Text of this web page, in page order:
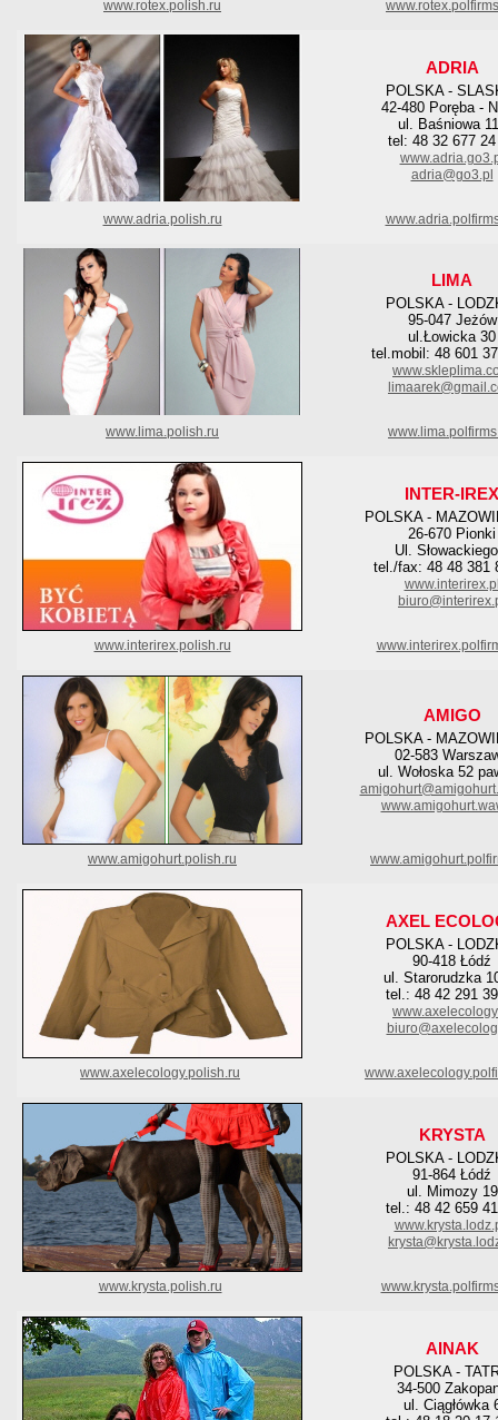
www.rotex.polish.ru
ADRIA
POLSKA -
42-480 Poręba -
ul. Baśniowa
tel: 48 32 677
adria@go3.pl
www.adria.polish.ru
LIMA
POLSKA -
95-047 Jeżów
ul.Łowicka 30
tel.mobil: 48 601
www.lima.polish.ru
INTER-IREX
POLSKA -
26-670 Pionki
Ul.
tel./fax: 48 48 381
www.interirex.polish.ru
AMIGO
POLSKA -
02-583
ul. Wołoska 52
www.amigohurt.polish.ru
AXEL
POLSKA -
90-418 Łódź
ul. Starorudzka
tel.: 48 42 291
www.axelecology.polish.ru
KRYSTA
POLSKA -
91-864 Łódź
ul. Mimozy 19
tel.: 48 42 659
www.krysta.polish.ru
AINAK
POLSKA -
34-500
ul. Ciągłówka